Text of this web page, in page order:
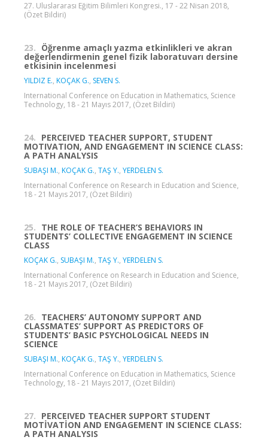
27. Uluslararası Eğitim Bilimleri Kongresi., 17 - 22 Nisan 2018,
(Özet Bildiri)
23. Öğrenme amaçlı yazma etkinlikleri ve akran
değerlendirmenin genel fizik laboratuvarı dersine
etkisinin incelenmesi
YILDIZ E., KOÇAK G., SEVEN S.
International Conference on Education in Mathematics, Science
Technology, 18 - 21 Mayıs 2017, (Özet Bildiri)
24. PERCEIVED TEACHER SUPPORT, STUDENT
MOTIVATION, AND ENGAGEMENT IN SCIENCE CLASS:
A PATH ANALYSIS
SUBAŞI M., KOÇAK G., TAŞ Y., YERDELEN S.
International Conference on Research in Education and Science,
18 - 21 Mayıs 2017, (Özet Bildiri)
25. THE ROLE OF TEACHER’S BEHAVIORS IN
STUDENTS’ COLLECTIVE ENGAGEMENT IN SCIENCE
CLASS
KOÇAK G., SUBAŞI M., TAŞ Y., YERDELEN S.
International Conference on Research in Education and Science,
18 - 21 Mayıs 2017, (Özet Bildiri)
26. TEACHERS’ AUTONOMY SUPPORT AND
CLASSMATES’ SUPPORT AS PREDICTORS OF
STUDENTS’ BASIC PSYCHOLOGICAL NEEDS IN
SCIENCE
SUBAŞI M., KOÇAK G., TAŞ Y., YERDELEN S.
International Conference on Education in Mathematics, Science
Technology, 18 - 21 Mayıs 2017, (Özet Bildiri)
27. PERCEIVED TEACHER SUPPORT STUDENT
MOTİVATİON AND ENGAGEMENT IN SCIENCE CLASS:
A PATH ANALYSIS